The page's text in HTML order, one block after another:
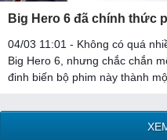
Big Hero 6 đã chính thức
04/03 11:01 - Không có quá
Big Hero 6, nhưng chắc chắn
đinh biến bộ phim này thành